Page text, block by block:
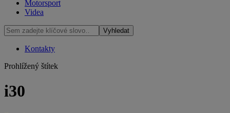
Motorsport
Videa
Kontakty
Prohlížený štítek
i30